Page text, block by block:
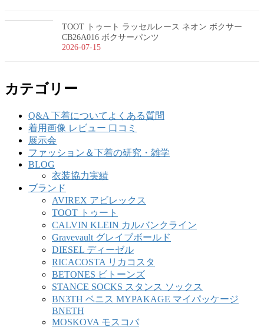
TOOT トゥート ラッセルレース ネオン ボクサー
CB26A016 ボクサーパンツ
2026-07-15
カテゴリー
Q&A 下着についてよくある質問
着用画像 レビュー 口コミ
展示会
ファッション＆下着の研究・雑学
BLOG
衣装協力実績
ブランド
AVIREX アビレックス
TOOT トゥート
CALVIN KLEIN カルバンクライン
Gravevault グレイブボールド
DIESEL ディーゼル
RICACOSTA リカコスタ
BETONES ビトーンズ
STANCE SOCKS スタンス ソックス
BN3TH ベニス MYPAKAGE マイパッケージ
BNETH
MOSKOVA モスコバ